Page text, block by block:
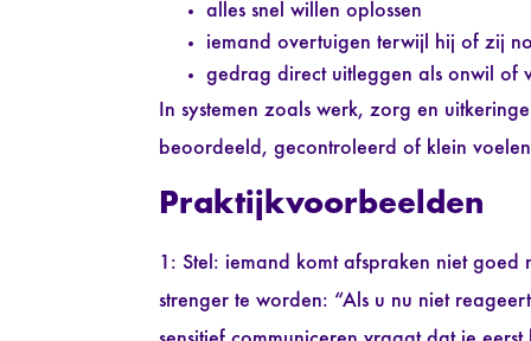
alles snel willen oplossen
iemand overtuigen terwijl hij of zij
gedrag direct uitleggen als onwil of
In systemen zoals werk, zorg en
beoordeeld, gecontroleerd of klein
Praktijkvoorbeelden
1: Stel: iemand komt afspraken niet
strenger te worden: “Als u nu niet